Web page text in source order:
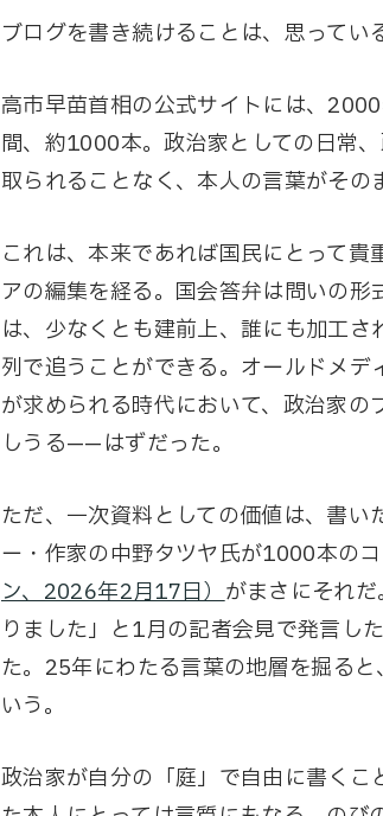
ブログを書き続けることは、思ってい
高市早苗首相の公式サイトには、
間、約1000本。政治家としての日常
取られることなく、本人の言葉がその
これは、本来であれば国民にとって
アの編集を経る。国会答弁は問いの
は、少なくとも建前上、誰にも加工
列で追うことができる。オールドメ
が求められる時代において、政治家
しうる——はずだった。
ただ、一次資料としての価値は、書
ー・作家の中野タツヤ氏が1000本の
ン、2026年2月17日）がまさにそれ
りました」と1月の記者会見で発言し
た。25年にわたる言葉の地層を掘る
いう。
政治家が自分の「庭」で自由に書く